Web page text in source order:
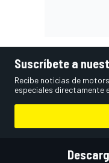
Suscríbete a
Recibe noticias de
especiales directamente